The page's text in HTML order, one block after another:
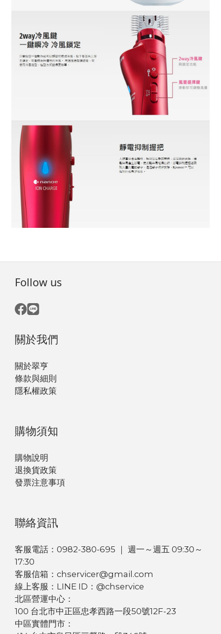
Follow us
關於我們
關於翠亨
條款與細則
隱私權政策
購物須知
購物說明
退換貨政策
發票注意事項
聯絡資訊
客服電話：0982-380-695 ｜ 週一～週五 09:30～
17:30
客服信箱：chservicer@gmail.com
線上客服：LINE ID：@chservice
北區營運中心：
100 台北市中正區忠孝西路一段50號12F-23
中區實體門市：